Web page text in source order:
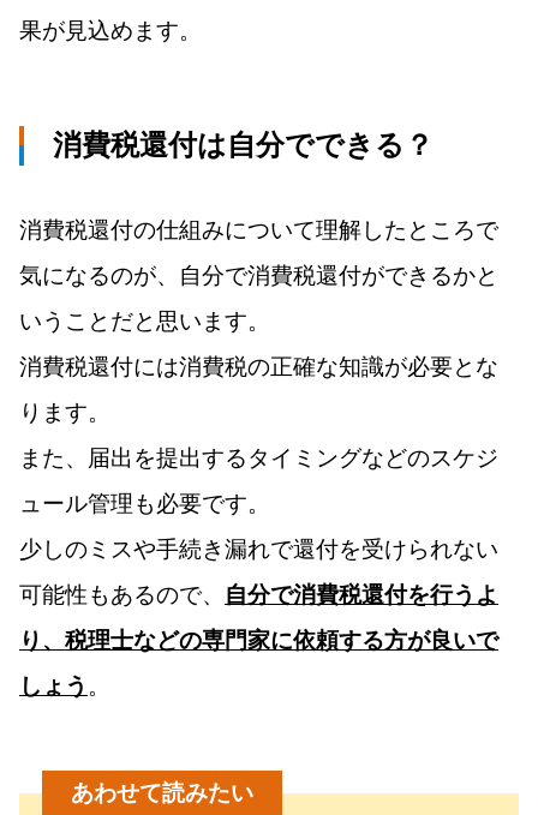
果が見込めます。
消費税還付は自分でできる？
消費税還付の仕組みについて理解したところで
気になるのが、自分で消費税還付ができるかと
いうことだと思います。
消費税還付には消費税の正確な知識が必要とな
ります。
また、届出を提出するタイミングなどのスケジ
ュール管理も必要です。
少しのミスや手続き漏れで還付を受けられない
可能性もあるので、 自分で消費税還付を行うよ
り、税理士などの専門家に依頼する方が良いで
しょう 。